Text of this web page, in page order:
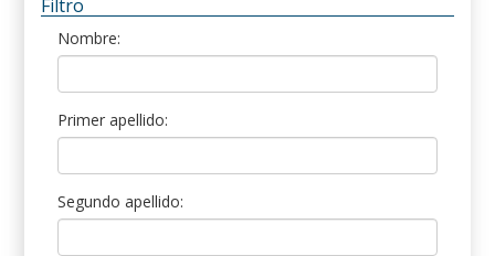
Filtro
Nombre:
Primer apellido:
Segundo apellido: